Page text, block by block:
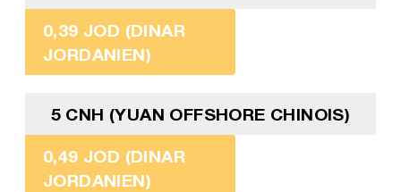
0,39 JOD (DINAR
JORDANIEN)
5 CNH (YUAN OFFSHORE CHINOIS)
0,49 JOD (DINAR
JORDANIEN)